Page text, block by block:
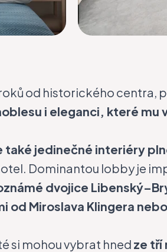
od historického centra,
i eleganci, které mu
také jedinečné interiéry
Dominantou lobby je
dvojice
od Miroslava Klingera
si mohou vybrat hnedze tří